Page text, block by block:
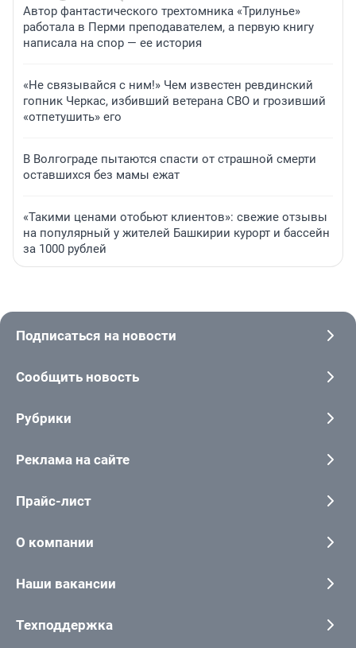
Автор фантастического трехтомника «Трилунье»
работала в Перми преподавателем, а первую книгу
написала на спор — ее история
«Не связывайся с ним!» Чем известен ревдинский
гопник Черкас, избивший ветерана СВО и грозивший
«отпетушить» его
В Волгограде пытаются спасти от страшной смерти
оставшихся без мамы ежат
«Такими ценами отобьют клиентов»: свежие отзывы
на популярный у жителей Башкирии курорт и бассейн
за 1000 рублей
Подписаться на новости
Сообщить новость
Рубрики
Реклама на сайте
Прайс-лист
О компании
Наши вакансии
Техподдержка